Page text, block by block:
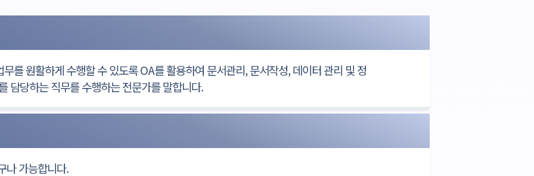
를 원활하게 수행할 수 있도록 OA를 활용하여 문서관리, 문서작성, 데이터 관리 및 정
담당하는 직무를 수행하는 전문가를 말합니다.
나 가능합니다.